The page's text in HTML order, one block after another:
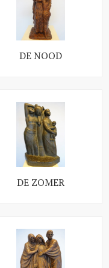
DE NOOD
DE ZOMER